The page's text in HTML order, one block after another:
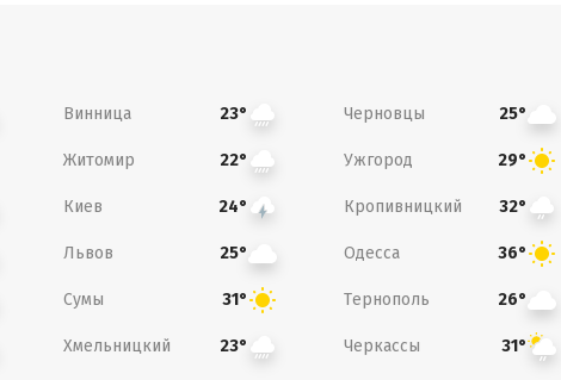
Винница 23° Черновцы 25°
Житомир 22° Ужгород 29°
Киев 24° Кропивницкий 32°
Львов 25° Одесса 36°
Сумы 31° Тернополь 26°
Хмельницкий 23° Черкассы 31°